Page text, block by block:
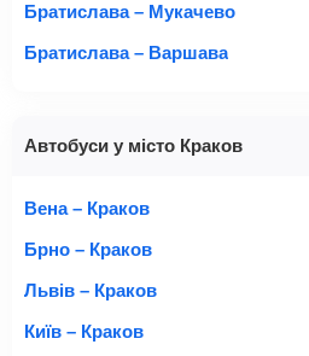
Братислава – Мукачево
Братислава – Варшава
Автобуси у місто Краков
Вена – Краков
Брно – Краков
Львів – Краков
Київ – Краков